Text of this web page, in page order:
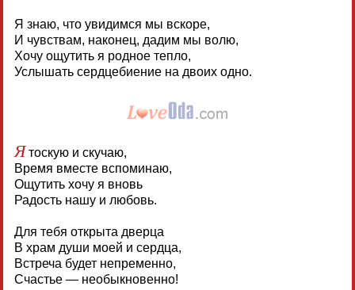
Я знаю, что увидимся мы вскоре,
И чувствам, наконец, дадим мы волю,
Хочу ощутить я родное тепло,
Услышать сердцебиение на двоих одно.
Ятоскую и скучаю,
Время вместе вспоминаю,
Ощутить хочу я вновь
Радость нашу и любовь.
Для тебя открыта дверца
В храм души моей и сердца,
Встреча будет непременно,
Счастье — необыкновенно!